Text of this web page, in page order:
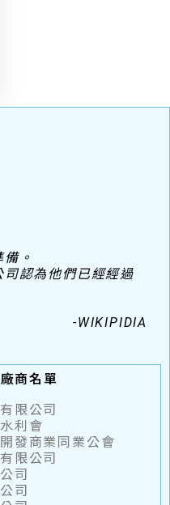
。
認為他們已經經過
-WIKIPIDIA
廠商名單
限公司
利會
發商業同業公會
限公司
司
司